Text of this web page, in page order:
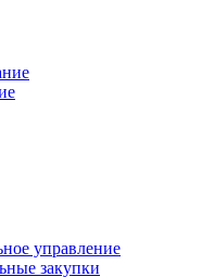
управление
закупки